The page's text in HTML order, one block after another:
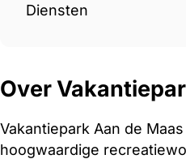
Diensten
Over
Vakantiepark Aan de
hoogwaardige